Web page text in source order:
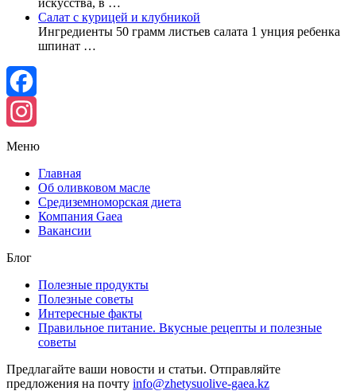
Салат с курицей и клубникой
Ингредиенты 50 грамм листьев салата 1 унция ребенка
шпинат …
Facebook
Instagram
Меню
Главная
Об оливковом масле
Средиземноморская диета
Компания Gaea
Вакансии
Блог
Полезные продукты
Полезные советы
Интересные факты
Правильное питание. Вкусные рецепты и полезные
советы
Предлагайте ваши новости и статьи. Отправляйте
предложения на почту info@zhetysuolive-gaea.kz